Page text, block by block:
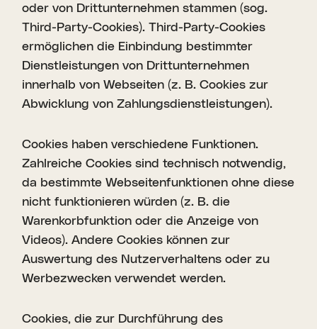
oder von Drittunternehmen stammen (sog.
Third-Party-Cookies). Third-Party-Cookies
ermöglichen die Einbindung bestimmter
Dienstleistungen von Drittunternehmen
innerhalb von Webseiten (z. B. Cookies zur
Abwicklung von Zahlungsdienstleistungen).
Cookies haben verschiedene Funktionen.
Zahlreiche Cookies sind technisch notwendig,
da bestimmte Webseitenfunktionen ohne diese
nicht funktionieren würden (z. B. die
Warenkorbfunktion oder die Anzeige von
Videos). Andere Cookies können zur
Auswertung des Nutzerverhaltens oder zu
Werbezwecken verwendet werden.
Cookies, die zur Durchführung des